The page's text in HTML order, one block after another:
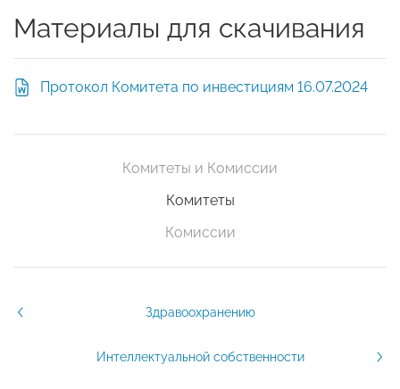
Материалы для скачивания
Протокол Комитета по инвестициям 16.07.2024
Комитеты и Комиссии
Комитеты
Комиссии
Здравоохранению
Интеллектуальной собственности